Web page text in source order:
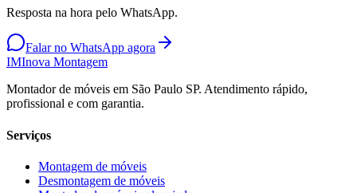
Resposta na hora pelo WhatsApp.
Falar no WhatsApp agora
IMInova Montagem
Montador de móveis em São Paulo SP. Atendimento rápido,
profissional e com garantia.
Serviços
Montagem de móveis
Desmontagem de móveis